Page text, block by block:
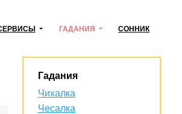
ГАДАНИЯ СОННИК
Гадания
Чихалка
Чесалка